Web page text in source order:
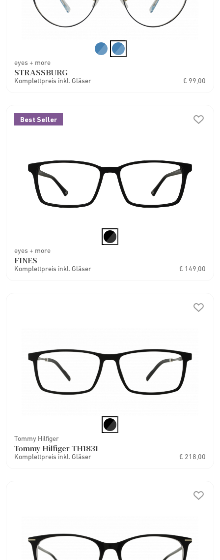
eyes + more
STRASSBURG
Komplettpreis inkl. Gläser € 99,00
Best Seller
eyes + more
FINES
Komplettpreis inkl. Gläser € 149,00
Tommy Hilfiger
Tommy Hilfiger TH1831
Komplettpreis inkl. Gläser € 218,00